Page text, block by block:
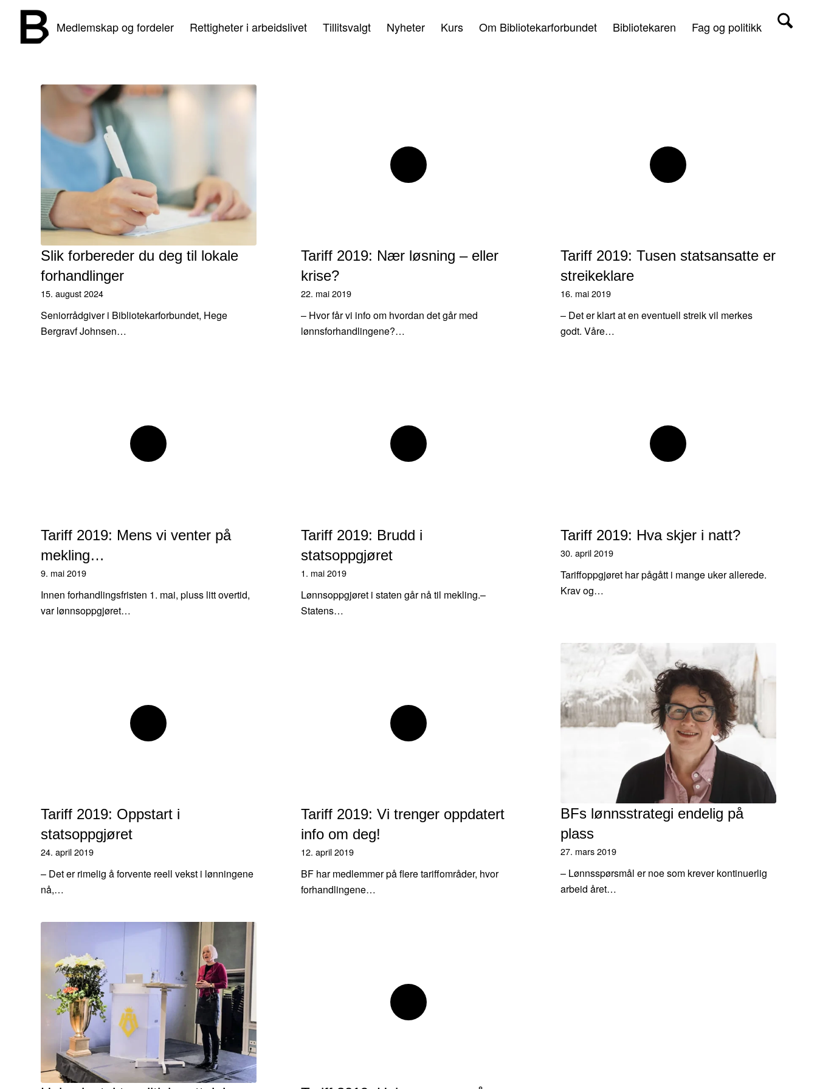
Medlemskap og fordeler Rettigheter i arbeidslivet Tillitsvalgt Nyheter Kurs Om Bibliotekarforbundet Bibliotekaren Fag og politikk
Slik forbereder du deg til lokale
forhandlinger
15. august 2024
Seniorrådgiver i Bibliotekarforbundet, Hege
Bergravf Johnsen…
Tariff 2019: Nær løsning – eller
krise?
22. mai 2019
– Hvor får vi info om hvordan det går med
lønnsforhandlingene?…
Tariff 2019: Tusen statsansatte er
streikeklare
16. mai 2019
– Det er klart at en eventuell streik vil merkes
godt. Våre…
Tariff 2019: Mens vi venter på
mekling…
9. mai 2019
Innen forhandlingsfristen 1. mai, pluss litt overtid,
var lønnsoppgjøret…
Tariff 2019: Brudd i
statsoppgjøret
1. mai 2019
Lønnsoppgjøret i staten går nå til mekling.–
Statens…
Tariff 2019: Hva skjer i natt?
30. april 2019
Tariffoppgjøret har pågått i mange uker allerede.
Krav og…
Tariff 2019: Oppstart i
statsoppgjøret
24. april 2019
– Det er rimelig å forvente reell vekst i lønningene
nå,…
Tariff 2019: Vi trenger oppdatert
info om deg!
12. april 2019
BF har medlemmer på flere tariffområder, hvor
forhandlingene…
BFs lønnsstrategi endelig på
plass
27. mars 2019
– Lønnsspørsmål er noe som krever kontinuerlig
arbeid året…